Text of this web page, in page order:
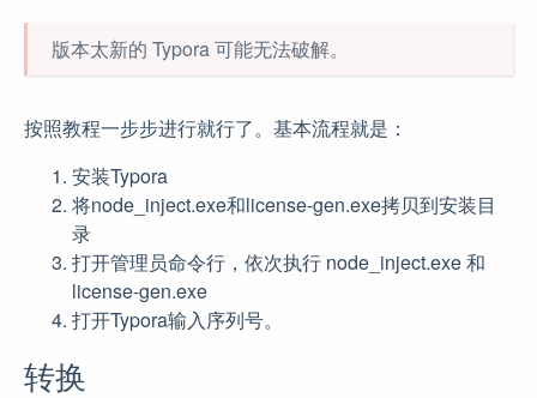
版本太新的 Typora 可能无法破解。
按照教程一步步进行就行了。基本流程就是：
安装Typora
将node_inject.exe和license-gen.exe拷贝到安装目
录
打开管理员命令行，依次执行 node_inject.exe 和
license-gen.exe
打开Typora输入序列号。
转换